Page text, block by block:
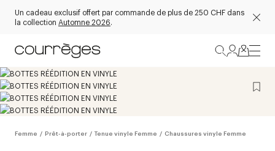
Un cadeau exclusif offert par commande de plus de 250 CHF dans
la collection Automne 2026.
Femme / Prêt-à-porter / Tenue vinyle Femme / Chaussures vinyle Femme